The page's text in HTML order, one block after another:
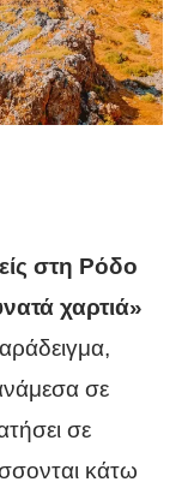
στη Ρόδο
χαρτιά»
σε
σε
κάτω